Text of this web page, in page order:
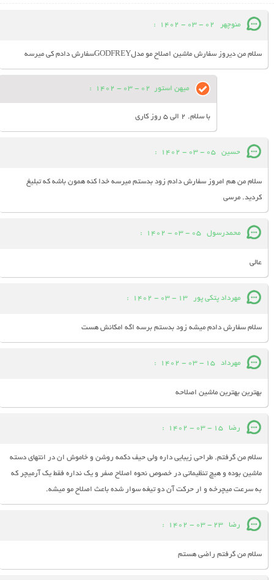
منوچهر 02 - 03 - 1402
:
سلام من دیروز سفارش ماشین اصلاح مو مدلGODFREYسفارش دادم کی میرسه
میهن استور 02 - 03 - 1402
:
با سلام. 2 الی 5 روز کاری
حسین 05 - 03 - 1402
:
سلام من هم امروز سفارش دادم زود بدستم میرسه خدا کنه همون باشه که تبلیغ
کردید. مرسی
محمدرسول 05 - 03 - 1402
:
عالی
مهرداد پتکی پور 13 - 03 - 1402
:
سلام سفارش دادم میشه زود بدستم برسه اگه امکانش هست
مهرداد 15 - 03 - 1402
:
بهترین بهترین ماشین اصلاحه
رضا 15 - 03 - 1402
:
سلام من گرفتم. طراحی زیبایی داره ولی حیف دکمه روشن و خاموش ان در انتهای دسته
ماشین بوده و هیچ تنظیماتی در خصوص نحوه اصلاح صفر و یک نداره فقط یک آرمیچر که
به سرعت میچرخه و ار حرکت آن دو تیغه سوار شده باعث اصلاح مو میشه.
رضا 23 - 03 - 1402
:
سلام من گرفتم راضی هستم